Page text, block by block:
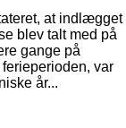
at indlægget
blev talt med på
gange på
var
år...